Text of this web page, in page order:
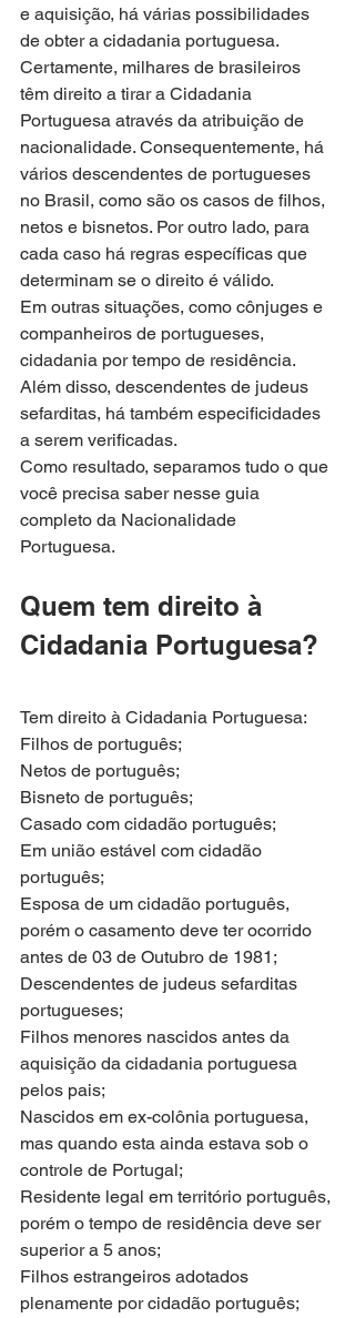
e aquisição, há várias possibilidades
de obter a cidadania portuguesa.
Certamente, milhares de brasileiros
têm direito a tirar a Cidadania
Portuguesa através da atribuição de
nacionalidade. Consequentemente, há
vários descendentes de portugueses
no Brasil, como são os casos de filhos,
netos e bisnetos. Por outro lado, para
cada caso há regras específicas que
determinam se o direito é válido.
Em outras situações, como cônjuges e
companheiros de portugueses,
cidadania por tempo de residência.
Além disso, descendentes de judeus
sefarditas, há também especificidades
a serem verificadas.
Como resultado, separamos tudo o que
você precisa saber nesse guia
completo da Nacionalidade
Portuguesa.
Quem tem direito à
Cidadania Portuguesa?
Tem direito à Cidadania Portuguesa:
Filhos de português;
Netos de português;
Bisneto de português;
Casado com cidadão português;
Em união estável com cidadão
português;
Esposa de um cidadão português,
porém o casamento deve ter ocorrido
antes de 03 de Outubro de 1981;
Descendentes de judeus sefarditas
portugueses;
Filhos menores nascidos antes da
aquisição da cidadania portuguesa
pelos pais;
Nascidos em ex-colônia portuguesa,
mas quando esta ainda estava sob o
controle de Portugal;
Residente legal em território português,
porém o tempo de residência deve ser
superior a 5 anos;
Filhos estrangeiros adotados
plenamente por cidadão português;